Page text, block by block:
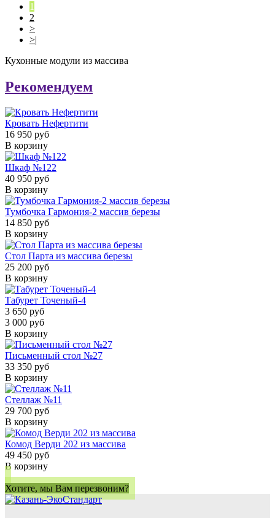
1
2
>
>|
Кухонные модули из массива
Рекомендуем
Кровать Нефертити
16 950 руб
В корзину
Шкаф №122
40 950 руб
В корзину
Тумбочка Гармония-2 массив березы
14 850 руб
В корзину
Стол Парта из массива березы
25 200 руб
В корзину
Табурет Точеный-4
3 650 руб
3 000 руб
В корзину
Письменный стол №27
33 350 руб
В корзину
Стеллаж №11
29 700 руб
В корзину
Комод Верди 202 из массива
49 450 руб
В корзину
Хотите, мы Вам перезвоним?